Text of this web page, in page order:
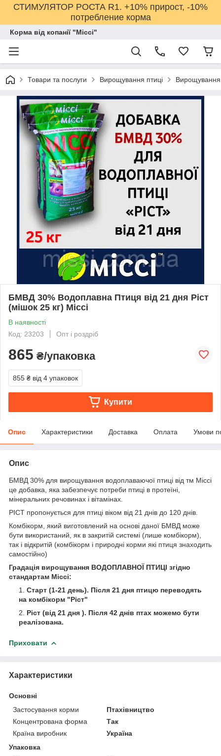
СТИМУЛЯТОР РОСТА R1. +10% прирост, -10%
потребление корма
Корма від копанії "Міссі"
Товари та послуги Вирощування птиці Вирощування
БМВД 30% Водоплавна Птиця від 21 дня Ріст
(мішок 25 кг) Міссі
В наявності
Код: 23203
Опт і роздріб
865 ₴/упаковка
855 ₴ від 4 упаковок
Купити
Опис Характеристики Доставка Оплата Умови
Опис
БМВД 30% для вирощування водоплаваючої птиці від тм Міссі
це добавка, яка забезпечує потреби птиці в протеїні,
мінеральних речовинах і вітамінах.
РІСТ пропонується для птиці віком від 21 днів до 120 днів.
Комбікорм, який виготовлений на основі даної БМВД може
бути використаний, як в закритій системі (лише комбікорм),
так і відкритій (комбікорм і природні корми які птиця знаходить
самостійно)
Градація вирощування ВОДОПЛАВНОЇ ПТИЦІ згідно
стандартам Міссі:
Старт (1-21 день). Після 21 дня птицю переводять
на комбікорм "Ріст"
Ріст (від 21 дня ). Після 42 днів птах можемо бути
реалізована.
Приховати
Характеристики
Основні
Застосування корми
Птахівництво
Концентрована форма
Так
Країна виробник
Україна
Упаковка